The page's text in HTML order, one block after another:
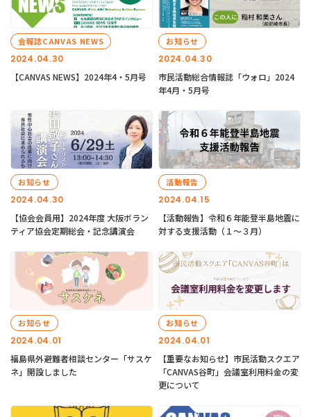
2024.04.30
会報誌CANVAS NEWS
【CANVAS NEWS】2024年4・5月号
2024.04.30
お知らせ
市民活動総合情報誌「ウォロ」2024
年4月・5月号
2024.04.30
お知らせ
【協会会員用】2024年度 大阪ボラン
ティア協会定期総会・記念講演会
2024.04.15
活動報告
【活動報告】令和６年能登半島地震に
対する支援活動（１〜３月）
2024.04.01
お知らせ
福島県外避難者相談センター「サスケ
ネ」開設しました
2024.04.01
お知らせ
【重要なお知らせ】市民活動スクエア
「CANVAS谷町」会議室利用料金の変
更について